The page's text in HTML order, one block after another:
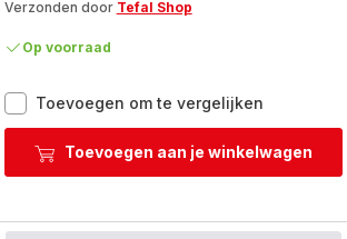
Toevoegen om te vergelijkenSuperGrill
3-
in-
Toevoegen aan je winkelwagen
Verzonden door Tefal Shop
Op voorraad